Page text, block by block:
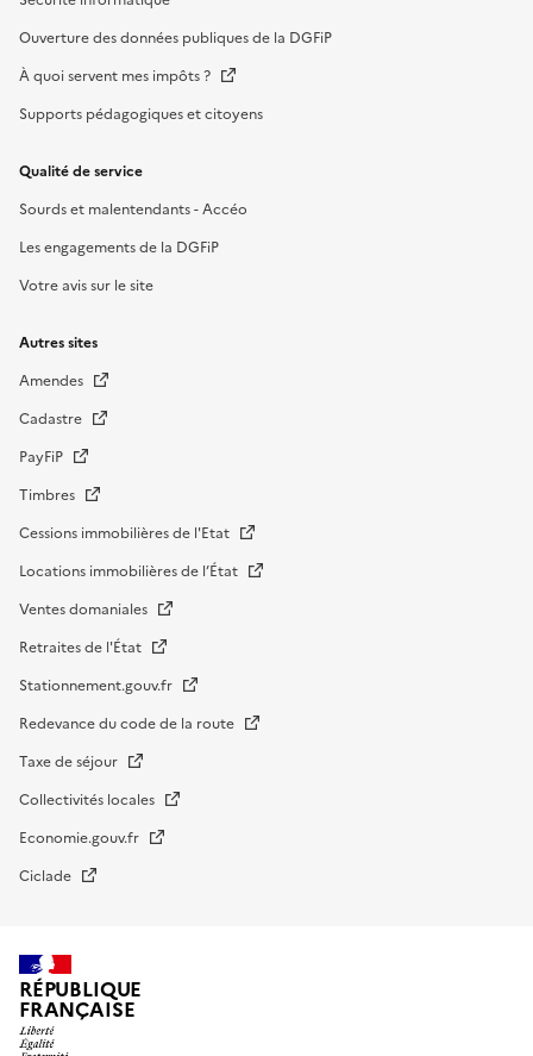
Ouverture des données publiques de la DGFiP
À quoi servent mes impôts ?
Supports pédagogiques et citoyens
Qualité de service
Sourds et malentendants - Accéo
Les engagements de la DGFiP
Votre avis sur le site
Autres sites
Amendes
Cadastre
PayFiP
Timbres
Cessions immobilières de l'Etat
Locations immobilières de l’État
Ventes domaniales
Retraites de l'État
Stationnement.gouv.fr
Redevance du code de la route
Taxe de séjour
Collectivités locales
Economie.gouv.fr
Ciclade
RÉPUBLIQUE
FRANÇAISE